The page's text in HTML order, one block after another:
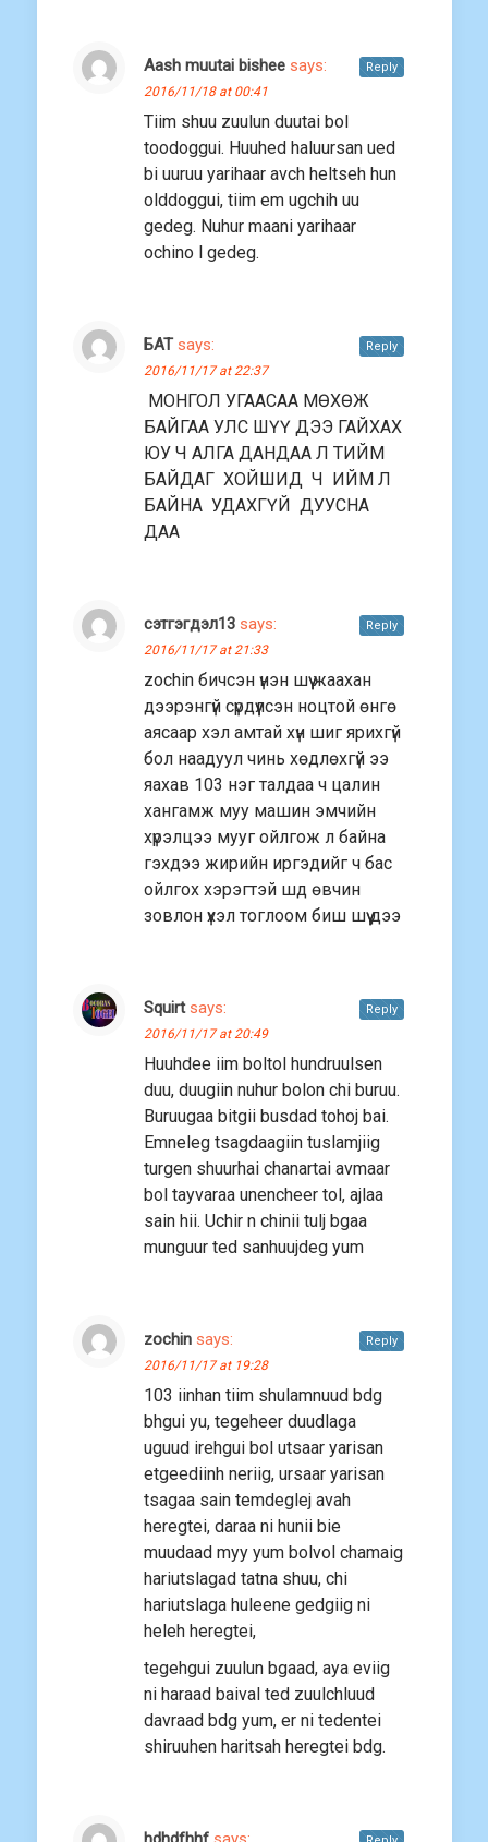
Aash muutai bishee says:
2016/11/18 at 00:41
Tiim shuu zuulun duutai bol
toodoggui. Huuhed haluursan ued
bi uuruu yarihaar avch heltseh hun
olddoggui, tiim em ugchih uu
gedeg. Nuhur maani yarihaar
ochino l gedeg.
Reply
БАТ says:
2016/11/17 at 22:37
МОНГОЛ УГААСАА МӨХӨЖ
БАЙГАА УЛС ШҮҮ ДЭЭ ГАЙХАХ
ЮУ Ч АЛГА ДАНДАА Л ТИЙМ
БАЙДАГ ХОЙШИД Ч ИЙМ Л
БАЙНА УДАХГҮЙ ДУУСНА
ДАА
Reply
сэтгэгдэл13 says:
2016/11/17 at 21:33
zochin бичсэн үнэн шүү жаахан
дээрэнгүй сүрдүүлсэн ноцтой өнгө
аясаар хэл амтай хүн шиг ярихгүй
бол наадуул чинь хөдлөхгүй ээ
яахав 103 нэг талдаа ч цалин
хангамж муу машин эмчийн
хүрэлцээ мууг ойлгож л байна
гэхдээ жирийн иргэдийг ч бас
ойлгох хэрэгтэй шд өвчин
зовлон үхэл тоглоом биш шүү дээ
Reply
Squirt says:
2016/11/17 at 20:49
Huuhdee iim boltol hundruulsen
duu, duugiin nuhur bolon chi buruu.
Buruugaa bitgii busdad tohoj bai.
Emneleg tsagdaagiin tuslamjiig
turgen shuurhai chanartai avmaar
bol tayvaraa unencheer tol, ajlaa
sain hii. Uchir n chinii tulj bgaa
munguur ted sanhuujdeg yum
Reply
zochin says:
2016/11/17 at 19:28
103 iinhan tiim shulamnuud bdg
bhgui yu, tegeheer duudlaga
uguud irehgui bol utsaar yarisan
etgeediinh neriig, ursaar yarisan
tsagaa sain temdeglej avah
heregtei, daraa ni hunii bie
muudaad myy yum bolvol chamaig
hariutslagad tatna shuu, chi
hariutslaga huleene gedgiig ni
heleh heregtei,
tegehgui zuulun bgaad, aya eviig
ni haraad baival ted zuulchluud
davraad bdg yum, er ni tedentei
shiruuhen haritsah heregtei bdg.
Reply